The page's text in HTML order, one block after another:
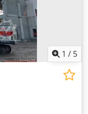
1 / 5